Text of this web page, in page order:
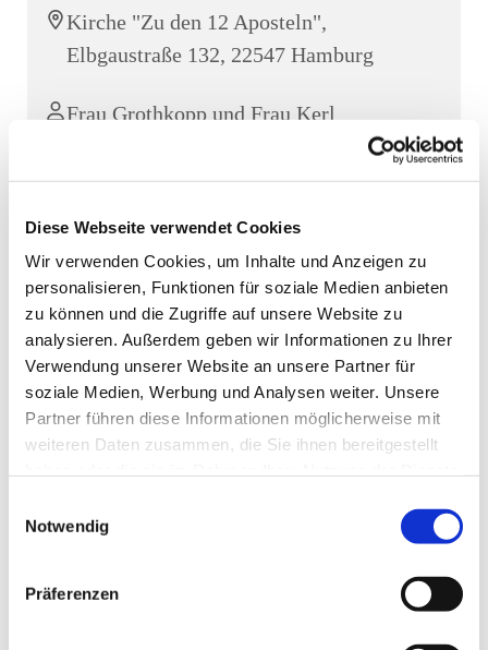
Diese Webseite verwendet Cookies
Wir verwenden Cookies, um Inhalte und Anzeigen zu
personalisieren, Funktionen für soziale Medien anbieten
zu können und die Zugriffe auf unsere Website zu
analysieren. Außerdem geben wir Informationen zu Ihrer
Verwendung unserer Website an unsere Partner für
soziale Medien, Werbung und Analysen weiter. Unsere
Partner führen diese Informationen möglicherweise mit
weiteren Daten zusammen, die Sie ihnen bereitgestellt
Notwendig
Präferenzen
Kirche "Zu den 12 Aposteln",
Elbgaustraße 132, 22547 Hamburg
Frau Grothkopp und Frau Kerl
Spielen, Spaß haben, Klönen, Kaffeetrinken - wenn sie
diese Komponenten mögen, sind Sie bei der Spielegruppe
genau richtig! Jeden Mittwoch von 14-16 Uhr im
Seniorentreff der Kirchengemeinde "Zu den 12
Aposteln", Elbgaustraße 140. Los geht´s!